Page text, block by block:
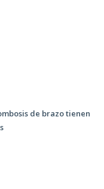
de brazo tienen